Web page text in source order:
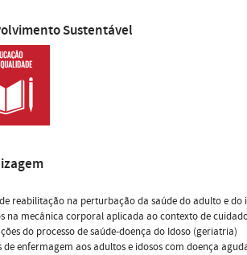
Sustentável
reabilitação na perturbação da saúde do adulto e do
na mecânica corporal aplicada ao contexto de
do processo de saúde-doença do Idoso (geriatria)
enfermagem aos adultos e idosos com doença